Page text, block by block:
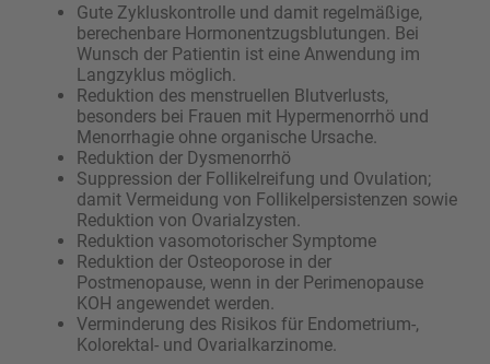
Gute Zykluskontrolle und damit regelmäßige,
berechenbare Hormonentzugsblutungen. Bei
Wunsch der Patientin ist eine Anwendung im
Langzyklus möglich.
Reduktion des menstruellen Blutverlusts,
besonders bei Frauen mit Hypermenorrhö und
Menorrhagie ohne organische Ursache.
Reduktion der Dysmenorrhö
Suppression der Follikelreifung und Ovulation;
damit Vermeidung von Follikelpersistenzen sowie
Reduktion von Ovarialzysten.
Reduktion vasomotorischer Symptome
Reduktion der Osteoporose in der
Postmenopause, wenn in der Perimenopause
KOH angewendet werden.
Verminderung des Risikos für Endometrium-,
Kolorektal- und Ovarialkarzinome.